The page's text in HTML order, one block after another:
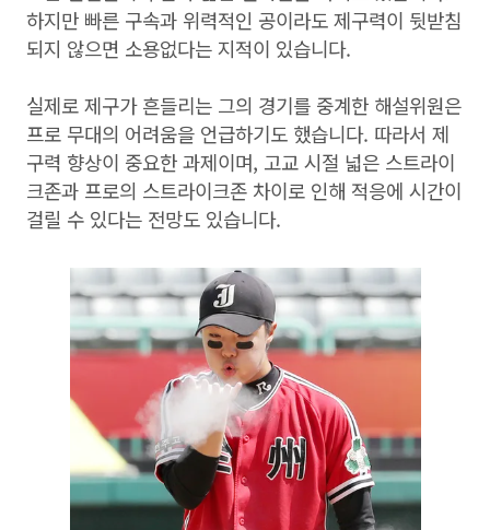
하지만 빠른 구속과 위력적인 공이라도 제구력이 뒷받침
되지 않으면 소용없다는 지적이 있습니다.
실제로 제구가 흔들리는 그의 경기를 중계한 해설위원은
프로 무대의 어려움을 언급하기도 했습니다. 따라서 제
구력 향상이 중요한 과제이며, 고교 시절 넓은 스트라이
크존과 프로의 스트라이크존 차이로 인해 적응에 시간이
걸릴 수 있다는 전망도 있습니다.